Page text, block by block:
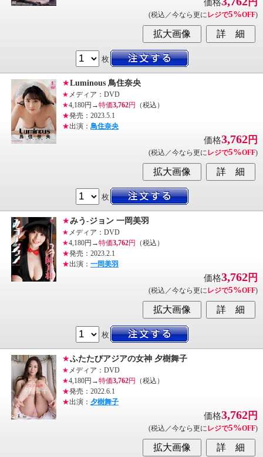
価格
(税込／今なら更に レジで5%OFF)
枚
★Luminous 鳥住奈央
★ メディア：DVD
★4,180円→特価3,762円
（税込）
★発売：2023.5.1
★出演： 鳥住奈央
価格3,762円
(税込／今なら更に レジで5%OFF)
枚
★みう-ジョン 一岡美羽
★ メディア：DVD
★4,180円→特価3,762円
（税込）
★発売：2023.2.1
★出演： 一岡美羽
価格3,762円
(税込／今なら更に レジで5%OFF)
枚
★ふたたびアジアの女神 夕樹舞子
★ メディア：DVD
★4,180円→特価3,762円
（税込）
★発売：2022.6.1
★出演： 夕樹舞子
価格3,762円
(税込／今なら更に レジで5%OFF)